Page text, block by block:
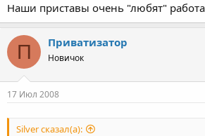
Наши приставы очень "любят"
П Приватизатор
Новичок
17 Июл 2008
Silver сказал(а):